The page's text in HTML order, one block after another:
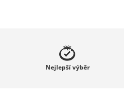
Nejlepšívýběr